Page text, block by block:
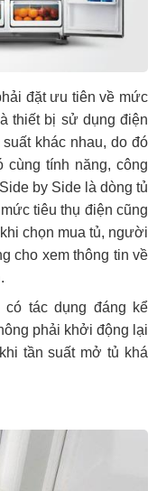
đặt ưu tiên về mức
thiết bị sử dụng điện
khác nhau, do đó
tính năng, công
by Side là dòng tủ
tiêu thụ điện cũng
chọn mua tủ, người
cho xem thông tin về
có tác dụng đáng kể
phải khởi động lại
tần suất mở tủ khá